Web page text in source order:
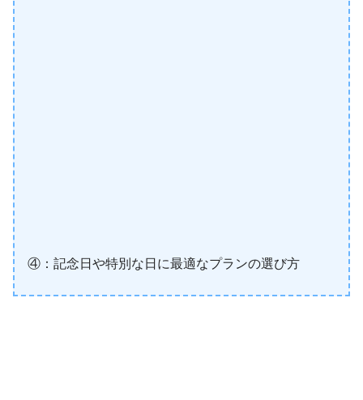
④：記念日や特別な日に最適なプランの選び方